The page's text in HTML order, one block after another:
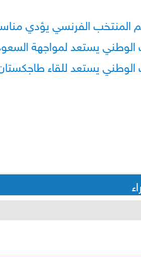
المنتخب الفرنسي يؤدي
الوطني يستعد لمواجهة
الوطني يستعد للقاء